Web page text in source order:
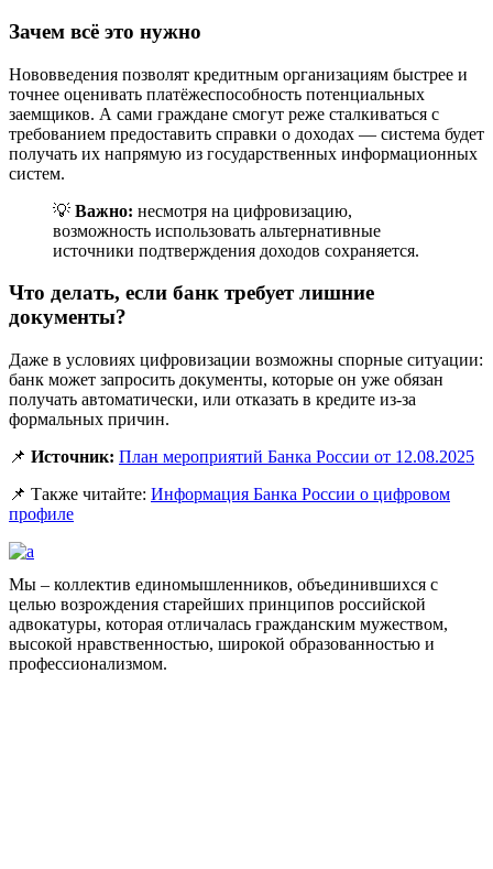
Зачем всё это нужно
Нововведения позволят кредитным организациям быстрее и
точнее оценивать платёжеспособность потенциальных
заемщиков. А сами граждане смогут реже сталкиваться с
требованием предоставить справки о доходах — система будет
получать их напрямую из государственных информационных
систем.
💡 Важно: несмотря на цифровизацию,
возможность использовать альтернативные
источники подтверждения доходов сохраняется.
Что делать, если банк требует лишние
документы?
Даже в условиях цифровизации возможны спорные ситуации:
банк может запросить документы, которые он уже обязан
получать автоматически, или отказать в кредите из-за
формальных причин.
📌 Источник: План мероприятий Банка России от 12.08.2025
📌 Также читайте: Информация Банка России о цифровом
профиле
Мы – коллектив единомышленников, объединившихся с
целью возрождения старейших принципов российской
адвокатуры, которая отличалась гражданским мужеством,
высокой нравственностью, широкой образованностью и
профессионализмом.